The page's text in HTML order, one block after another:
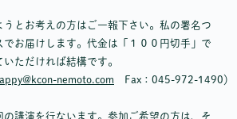
うとお考えの方はご一報下さい。私の署名つ
でお届けします。代金は「１００円切手」で
ただければ結構です。
nemoto.com Fax：045-972-1490）
の講演を行ないます。参加ご希望の方は、そ